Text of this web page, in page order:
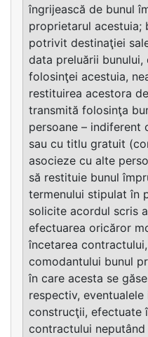
îngrijească de bunul
proprietarul acestuia;
potrivit destinaţiei
data preluării bunului,
folosinţei acestuia,
restituirea acestora
transmită folosinţa
persoane – indiferent
sau cu titlu gratuit
asocieze cu alte
să restituie bunul
termenului stipulat în
solicite acordul scris
efectuarea oricăror
încetarea
comodantului bunul
în care acesta se
respectiv,
construcţii, efectuate
contractului